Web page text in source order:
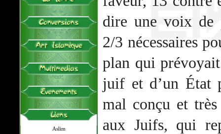
Aslim
dire une voix de
2/3 nécessaires
plan qui
juif et d’un État
mal conçu et
aux Juifs, qui